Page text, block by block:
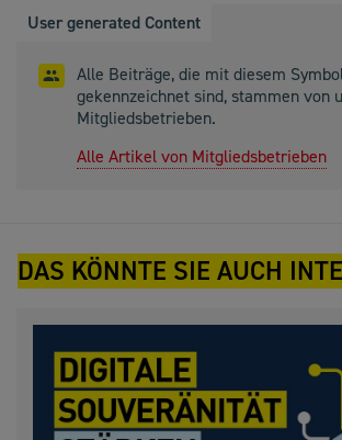
User generated Content
Alle Beiträge, die mit diesem
gekennzeichnet sind, stammen von
Mitgliedsbetrieben.
Alle Artikel von Mitgliedsbetrieben
DAS KÖNNTE SIE AUCH